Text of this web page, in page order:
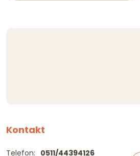
Kontakt
Telefon: 0511/44394126